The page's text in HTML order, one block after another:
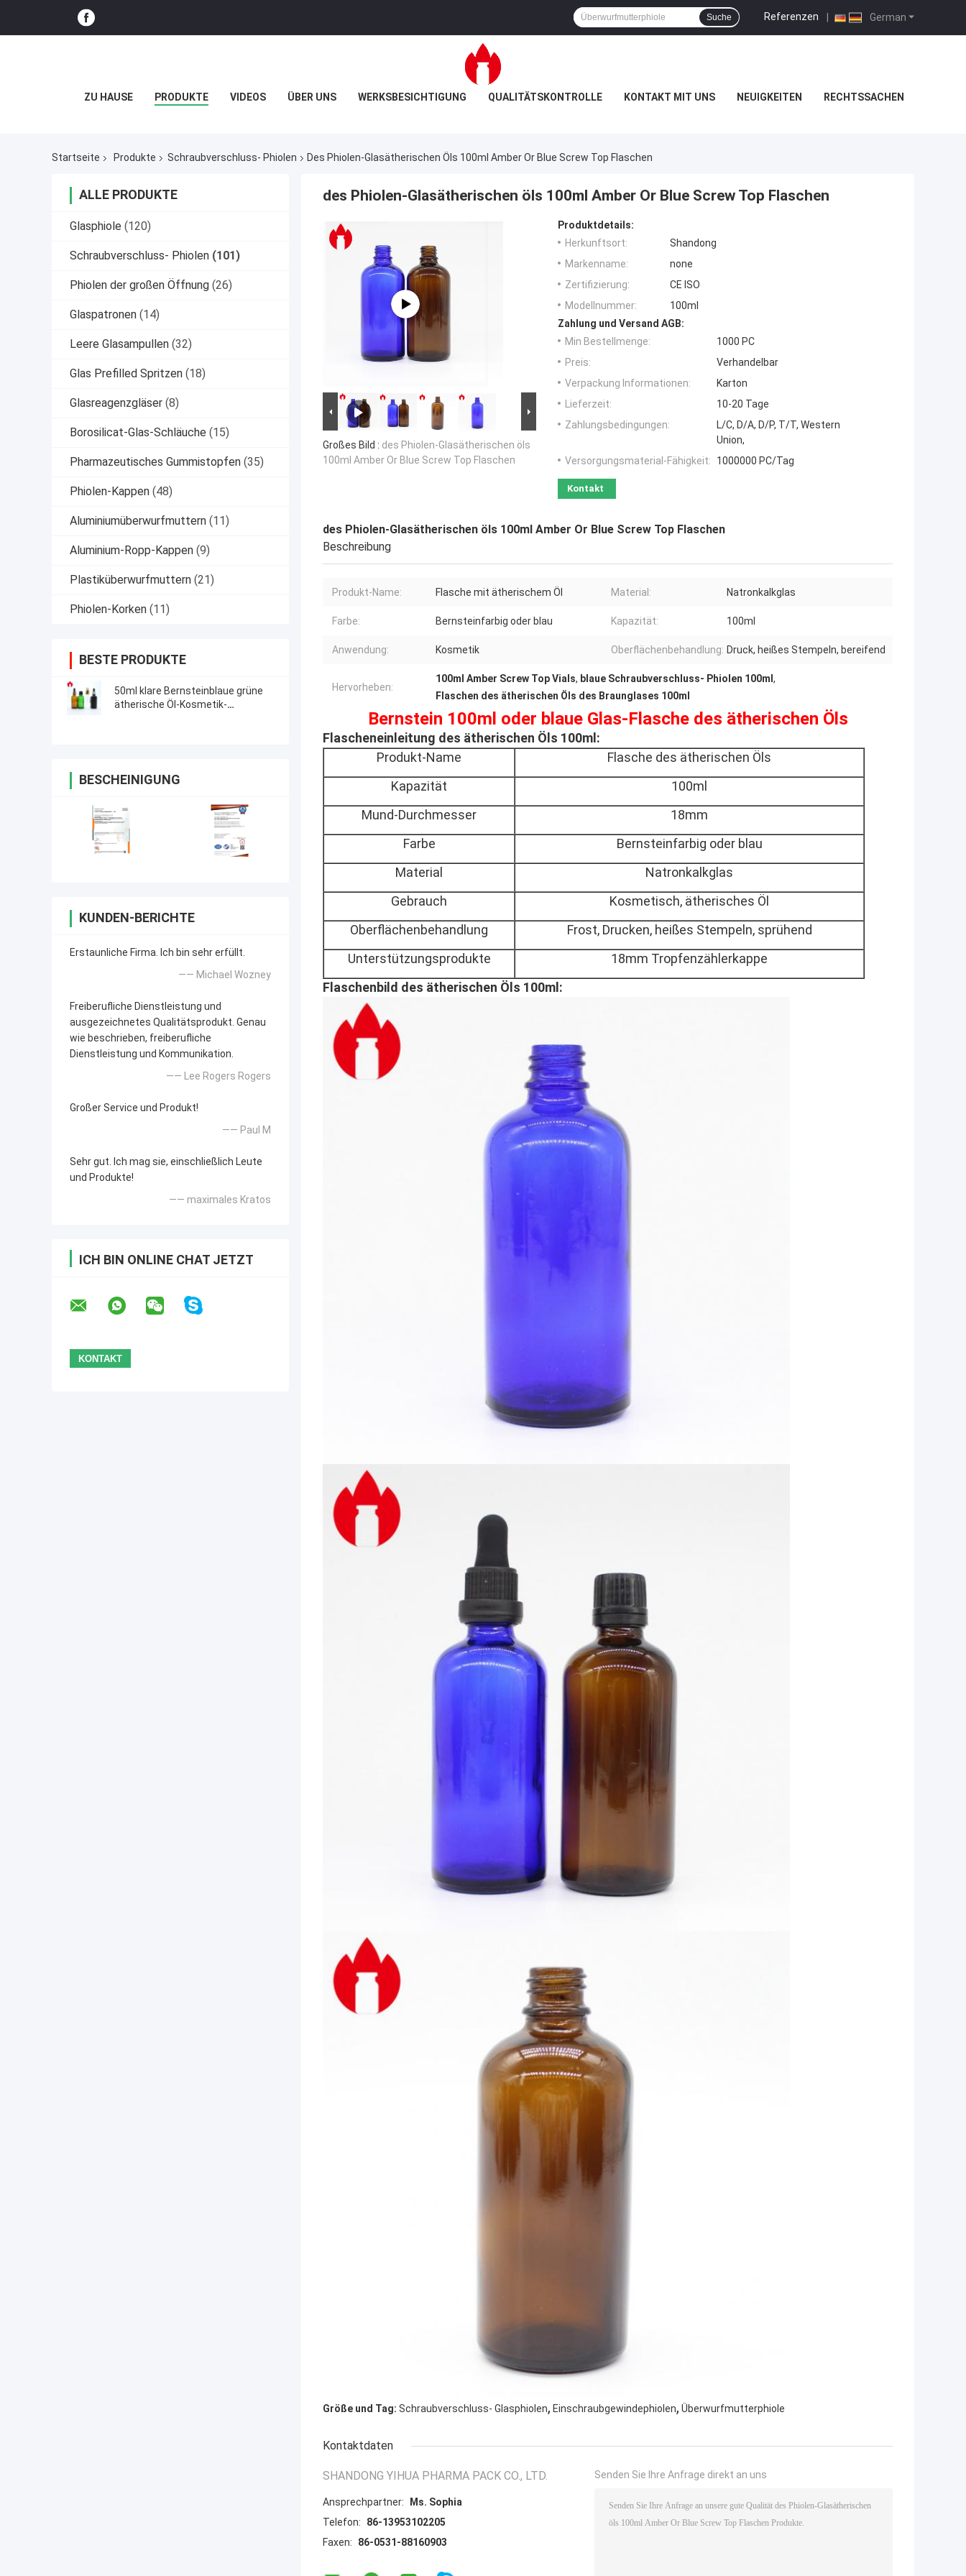
German
Referenzen |
Suche
ZU HAUSE PRODUKTE VIDEOS ÜBER UNS WERKSBESICHTIGUNG QUALITÄTSKONTROLLE KONTAKT MIT UNS NEUIGKEITEN RECHTSSACHEN
Startseite Produkte Schraubverschluss- Phiolen Des Phiolen-Glasätherischen Öls 100ml Amber Or Blue Screw Top Flaschen
ALLE PRODUKTE
Glasphiole (120)
Schraubverschluss- Phiolen (101)
Phiolen der großen Öffnung (26)
Glaspatronen (14)
Leere Glasampullen (32)
Glas Prefilled Spritzen (18)
Glasreagenzgläser (8)
Borosilicat-Glas-Schläuche (15)
Pharmazeutisches Gummistopfen (35)
Phiolen-Kappen (48)
Aluminiumüberwurfmuttern (11)
Aluminium-Ropp-Kappen (9)
Plastiküberwurfmuttern (21)
Phiolen-Korken (11)
BESTE PRODUKTE
50ml klare Bernsteinblaue grüne
ätherische Öl-Kosmetik-
BESCHEINIGUNG
KUNDEN-BERICHTE
Erstaunliche Firma. Ich bin sehr erfüllt.
—— Michael Wozney
Freiberufliche Dienstleistung und
ausgezeichnetes Qualitätsprodukt. Genau
wie beschrieben, freiberufliche
Dienstleistung und Kommunikation.
—— Lee Rogers Rogers
Großer Service und Produkt!
—— Paul M
Sehr gut. Ich mag sie, einschließlich Leute
und Produkte!
—— maximales Kratos
ICH BIN ONLINE CHAT JETZT
des Phiolen-Glasätherischen öls 100ml Amber Or Blue Screw Top Flaschen
Großes Bild : des Phiolen-Glasätherischen öls
100ml Amber Or Blue Screw Top Flaschen
Produktdetails:
Herkunftsort:
Shandong
Markenname:
none
Zertifizierung:
CE ISO
Modellnummer:
100ml
Zahlung und Versand AGB:
Min Bestellmenge:
1000 PC
Preis:
Verhandelbar
Verpackung Informationen:
Karton
Lieferzeit:
10-20 Tage
Zahlungsbedingungen:
L/C, D/A, D/P, T/T, Western
Union,
Versorgungsmaterial-Fähigkeit:
1000000 PC/Tag
Kontakt
des Phiolen-Glasätherischen öls 100ml Amber Or Blue Screw Top Flaschen
Beschreibung
Produkt-Name: Flasche mit ätherischem Öl Material: Natronkalkglas
Farbe: Bernsteinfarbig oder blau Kapazität: 100ml
Anwendung: Kosmetik Oberflächenbehandlung: Druck, heißes Stempeln, bereifend
Hervorheben:
100ml Amber Screw Top Vials, blaue Schraubverschluss- Phiolen 100ml ,
Flaschen des ätherischen Öls des Braunglases 100ml
Bernstein 100ml oder blaue Glas-Flasche des ätherischen Öls
Flascheneinleitung des ätherischen Öls 100ml:
Produkt-Name
Flasche des ätherischen Öls
Kapazität
100ml
Mund-Durchmesser
18mm
Farbe
Bernsteinfarbig oder blau
Material
Natronkalkglas
Gebrauch
Kosmetisch, ätherisches Öl
Oberflächenbehandlung
Frost, Drucken, heißes Stempeln, sprühend
Unterstützungsprodukte
18mm Tropfenzählerkappe
Flaschenbild des ätherischen Öls 100ml:
Größe und Tag: Schraubverschluss- Glasphiolen, Einschraubgewindephiolen, Überwurfmutterphiole
Kontaktdaten
SHANDONG YIHUA PHARMA PACK CO., LTD.
Ansprechpartner:
Ms. Sophia
Telefon:
86-13953102205
Faxen:
86-0531-88160903
Senden Sie Ihre Anfrage direkt an uns